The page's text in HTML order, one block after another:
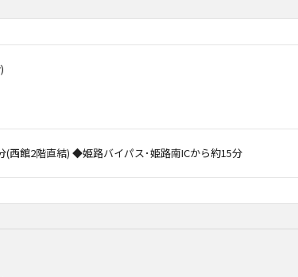
西館2階直結) ◆姫路バイパス･姫路南ICから約15分